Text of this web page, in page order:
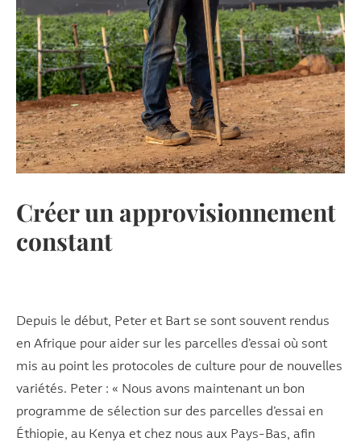
Créer un approvisionnement
constant
Depuis le début, Peter et Bart se sont souvent rendus
en Afrique pour aider sur les parcelles d’essai où sont
mis au point les protocoles de culture pour de nouvelles
variétés. Peter : « Nous avons maintenant un bon
programme de sélection sur des parcelles d’essai en
Éthiopie, au Kenya et chez nous aux Pays-Bas, afin